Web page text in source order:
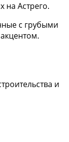
на Астрего.
с грубыми
и